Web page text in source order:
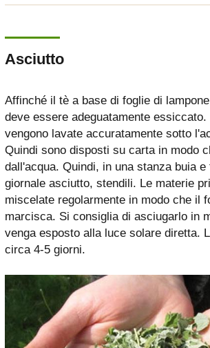
Asciutto
Affinché il tè a base di foglie di
deve essere adeguatamente
vengono lavate accuratamente sotto
Quindi sono disposti su carta in modo
dall'acqua. Quindi, in una stanza buia
giornale asciutto, stendili. Le materie
miscelate regolarmente in modo che il
marcisca. Si consiglia di asciugarlo in
venga esposto alla luce solare diretta.
circa 4-5 giorni.